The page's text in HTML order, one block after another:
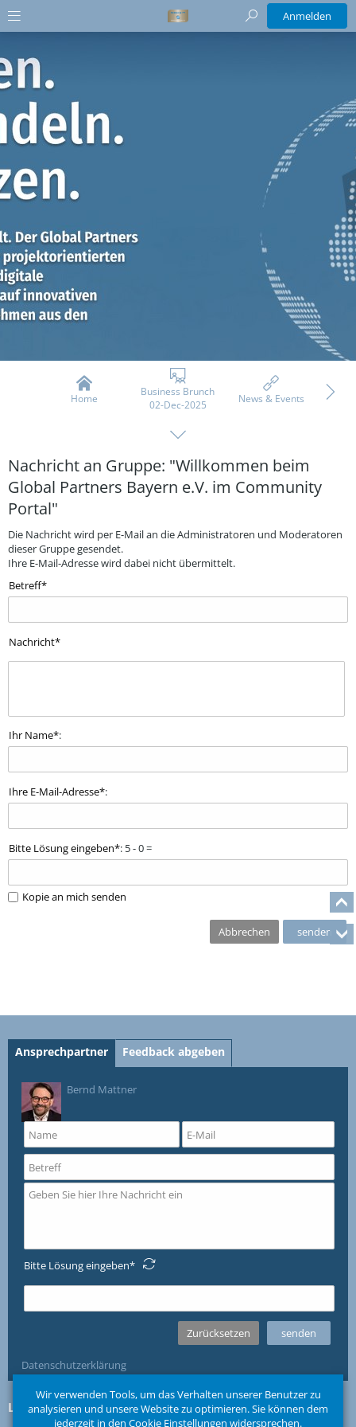
Anmelden
Home
Business Brunch
02-Dec-2025
News & Events
Nachricht an Gruppe: "Willkommen beim
Global Partners Bayern e.V. im Community
Portal"
Die Nachricht wird per E-Mail an die Administratoren und Moderatoren
dieser Gruppe gesendet.
Ihre E-Mail-Adresse wird dabei nicht übermittelt.
Betreff
Nachricht
Ihr Name :
Ihre E-Mail-Adresse :
Bitte Lösung eingeben : 5 - 0 =
Kopie an mich senden
Abbrechen
Wir verwenden Tools, um das Verhalten unserer Benutzer zu
analysieren und unsere Website zu optimieren. Sie können dem
jederzeit in den Cookie Einstellungen widersprechen.
Ansprechpartner Feedback abgeben
Bernd Mattner
Bitte Lösung eingeben
Datenschutzerklärung
Links Folgen Sie uns